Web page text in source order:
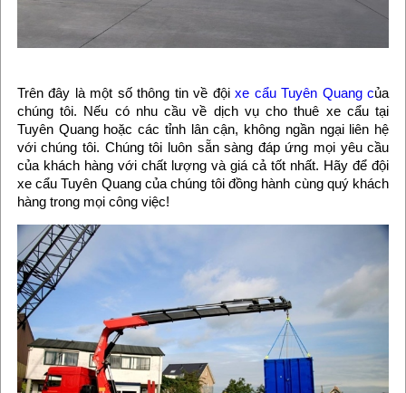
Trên đây là một số thông tin về độixe cẩu Tuyên Quang của
chúng tôi. Nếu có nhu cầu về dịch vụ cho thuê xe cẩu tại
Tuyên Quang hoặc các tỉnh lân cận, không ngần ngại liên hệ
với chúng tôi. Chúng tôi luôn sẵn sàng đáp ứng mọi yêu cầu
của khách hàng với chất lượng và giá cả tốt nhất. Hãy để đội
xe cẩu Tuyên Quang của chúng tôi đồng hành cùng quý khách
hàng trong mọi công việc!